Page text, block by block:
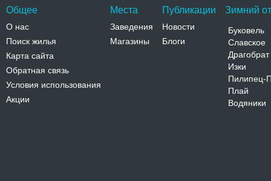
Общее
О нас
Поиск жилья
Карта сайта
Обратная связь
Условия использования
Акции
Места
Заведения
Магазины
Публикации
Новости
Блоги
Зимний
Буковель
Славское
Драгобрат
Изки
Пилипец-
Плай
Водяники